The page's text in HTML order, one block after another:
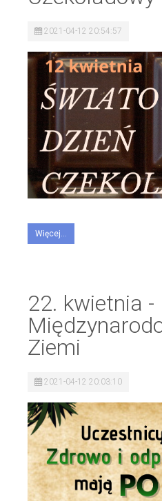
2021-04-12 20:54:57
Więcej...
22. kwietnia -
Ziemi
2021-04-12 20:03:10